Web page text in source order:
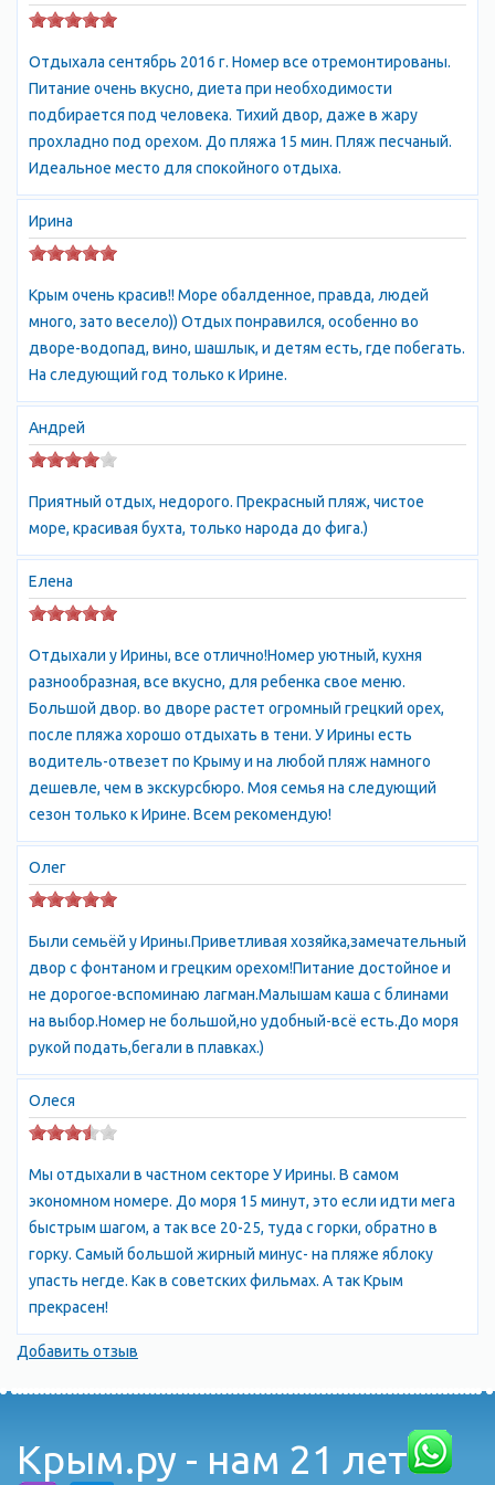
Генуэзская крепость, что сберегла память о Великом
Востока.
Радуют сохранившие древнюю первозданность бухточки
Нового Света, морские брызги которых удивительно
напоминают знаменитое новосветское шампанское - детище
винодельческого гения Льва Голицына.
История Судака столь богата событиями, что могла бы
украсить биографию любого крупного города, хотя,
откровенно говоря, многие страницы этой истории вызывают
Запад и Восток, европейская цивилизация и исламский мир,
римская католическая церковь и византийское православие,
Киевская Русь и Орда, Российская империя и Османская
Турция.
Специальные предложения сайта Крым.ру: продажа
недвижимости в Судаке, аренда недвижимости в Судаке,
отдых в Судаке.
Судак Отдых в Судаке гостиница , частный сектор, отзывы
Отдыхала сентябрь 2016 г. Номер все отремонтированы.
Питание очень вкусно, диета при необходимости
подбирается под человека. Тихий двор, даже в жару
прохладно под орехом. До пляжа 15 мин. Пляж песчаный.
Идеальное место для спокойного отдыха.
Ирина
Крым очень красив!! Море обалденное, правда, людей
много, зато весело)) Отдых понравился, особенно во
дворе-водопад, вино, шашлык, и детям есть, где побегать.
На следующий год только к Ирине.
Андрей
Приятный отдых, недорого. Прекрасный пляж, чистое
море, красивая бухта, только народа до фига.)
Елена
Отдыхали у Ирины, все отлично!Номер уютный, кухня
разнообразная, все вкусно, для ребенка свое меню.
Большой двор. во дворе растет огромный грецкий орех,
после пляжа хорошо отдыхать в тени. У Ирины есть
водитель-отвезет по Крыму и на любой пляж намного
дешевле, чем в экскурсбюро. Моя семья на следующий
сезон только к Ирине. Всем рекомендую!
Олег
Были семьёй у Ирины.Приветливая хозяйка,замечательный
двор с фонтаном и грецким орехом!Питание достойное и
не дорогое-вспоминаю лагман.Малышам каша с блинами
на выбор.Номер не большой,но удобный-всё есть.До моря
рукой подать,бегали в плавках.)
Олеся
Мы отдыхали в частном секторе У Ирины. В самом
экономном номере. До моря 15 минут, это если идти мега
быстрым шагом, а так все 20-25, туда с горки, обратно в
горку. Самый большой жирный минус- на пляже яблоку
упасть негде. Как в советских фильмах. А так Крым
прекрасен!
Добавить отзыв
Крым.ру - нам 21 лет